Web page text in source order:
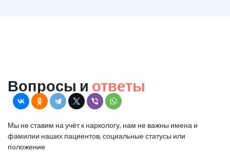
Вопросы и ответы
Мы не ставим на учёт к наркологу, нам не важны имена и
фамилии наших пациентов, социальные статусы или
положение